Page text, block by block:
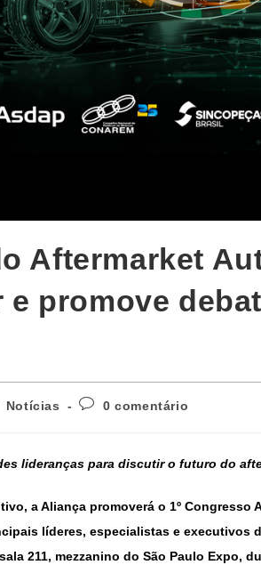
Aftermarket
promove
Notícias 0 comentário
lideranças para discutir o futuro do
a Aliança promoverá o 1º Congresso
líderes, especialistas e executivos
211, mezzanino do São Paulo Expo,